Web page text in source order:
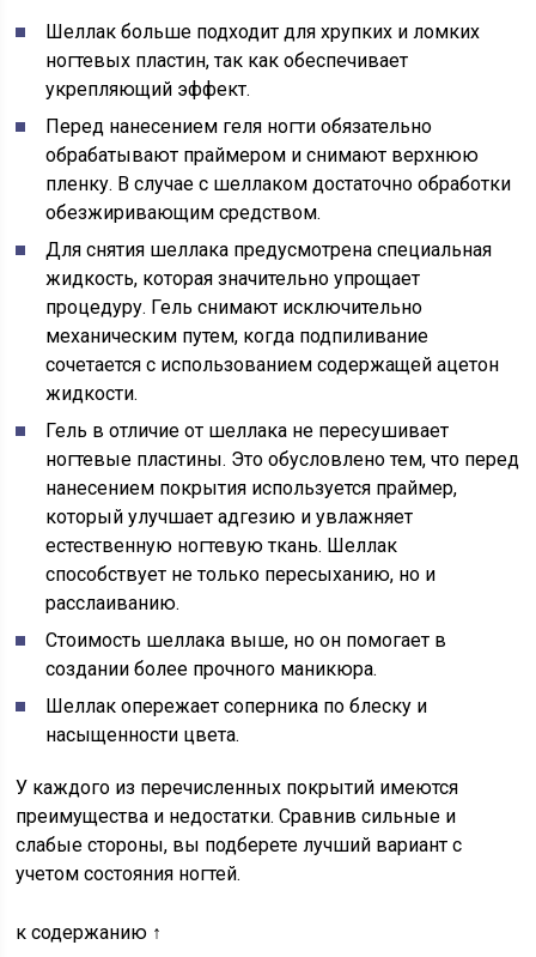
Шеллак больше подходит для хрупких и ломких
ногтевых пластин, так как обеспечивает
укрепляющий эффект.
Перед нанесением геля ногти обязательно
обрабатывают праймером и снимают верхнюю
пленку. В случае с шеллаком достаточно обработки
обезжиривающим средством.
Для снятия шеллака предусмотрена специальная
жидкость, которая значительно упрощает
процедуру. Гель снимают исключительно
механическим путем, когда подпиливание
сочетается с использованием содержащей ацетон
жидкости.
Гель в отличие от шеллака не пересушивает
ногтевые пластины. Это обусловлено тем, что перед
нанесением покрытия используется праймер,
который улучшает адгезию и увлажняет
естественную ногтевую ткань. Шеллак
способствует не только пересыханию, но и
расслаиванию.
Стоимость шеллака выше, но он помогает в
создании более прочного маникюра.
Шеллак опережает соперника по блеску и
насыщенности цвета.
У каждого из перечисленных покрытий имеются
преимущества и недостатки. Сравнив сильные и
слабые стороны, вы подберете лучший вариант с
учетом состояния ногтей.
к содержанию ↑